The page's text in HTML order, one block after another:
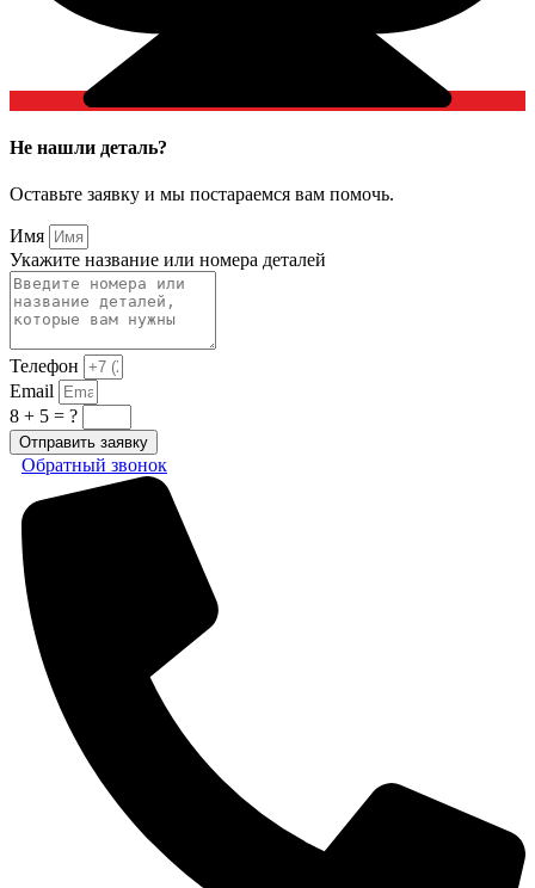
Не нашли деталь?
Оставьте заявку и мы постараемся вам помочь.
Имя
Укажите название или номера деталей
Телефон
Email
8 + 5 = ?
Отправить заявку
Обратный звонок